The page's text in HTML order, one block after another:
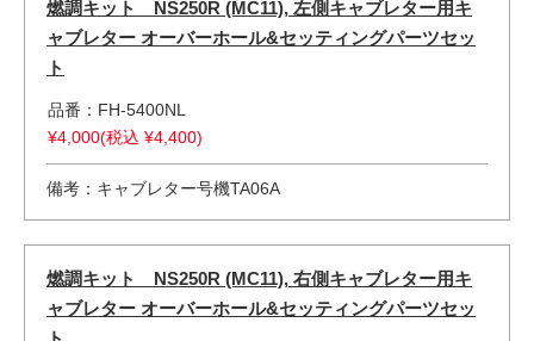
燃調キット NS250R (MC11), 左側キャブレター用キ
ャブレター オーバーホール&セッティングパーツセッ
ト
品番：FH-5400NL
¥4,000(税込 ¥4,400)
備考：キャブレター号機TA06A
燃調キット NS250R (MC11), 右側キャブレター用キ
ャブレター オーバーホール&セッティングパーツセッ